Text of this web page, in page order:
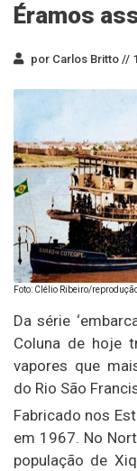
Éramos
por Carlos Britto //
Foto: Clélio Ribeiro/
Da série
Coluna de hoje
vapores que
do Rio São
Fabricado nos
em 1967. No
população de